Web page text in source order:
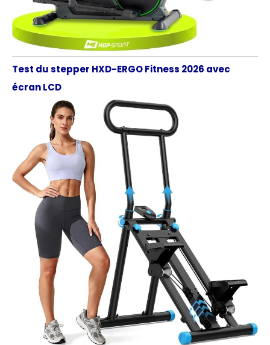
Test du stepper HXD-ERGO Fitness 2026 avec
écran LCD